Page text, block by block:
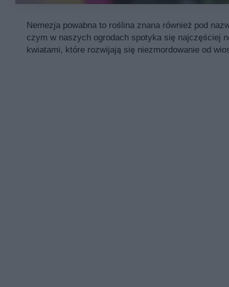
Nemezja powabna to roślina znana również pod
czym w naszych ogrodach spotyka się najczęściej
kwiatami, które rozwijają się niezmordowanie od